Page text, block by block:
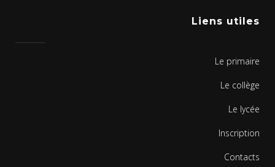
Liens utiles
Le primaire
Le collège
Le lycée
Inscription
Contacts